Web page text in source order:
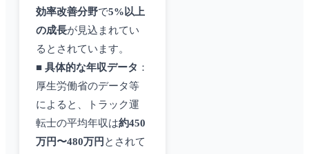
効率改善分野で5%以上
の成長が見込まれてい
るとされています。
■ 具体的な年収データ ：
厚生労働省のデータ等
によると、トラック運
転士の平均年収は約450
万円〜480万円 とされて